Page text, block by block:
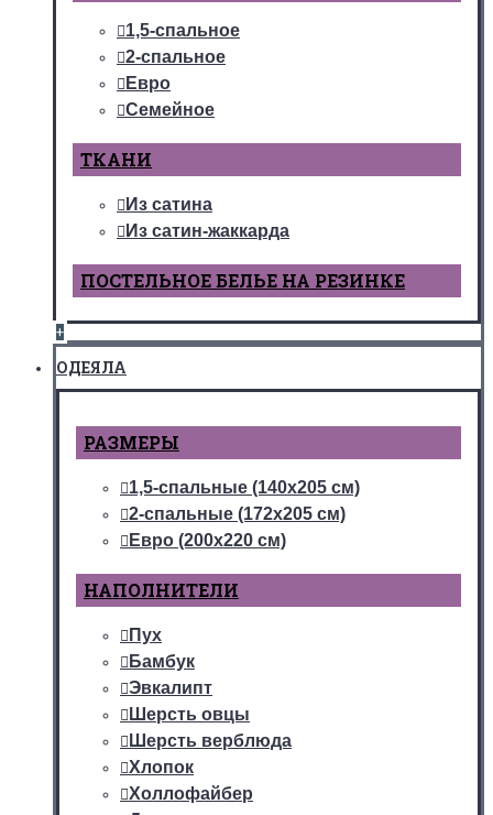
1,5-спальное
2-спальное
Евро
Семейное
ТКАНИ
Из сатина
Из сатин-жаккарда
ПОСТЕЛЬНОЕ БЕЛЬЕ НА РЕЗИНКЕ
+
ОДЕЯЛА
РАЗМЕРЫ
1,5-спальные (140х205 см)
2-спальные (172х205 см)
Евро (200х220 см)
НАПОЛНИТЕЛИ
Пух
Бамбук
Эвкалипт
Шерсть овцы
Шерсть верблюда
Хлопок
Холлофайбер